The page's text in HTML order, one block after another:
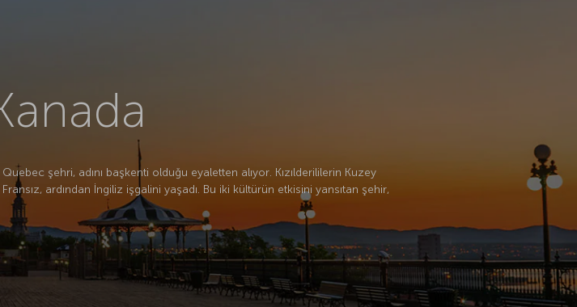
şehri, adını başkenti olduğu eyaletten alıyor. Kızılderililerin Kuzey
ardından İngiliz işgalini yaşadı. Bu iki kültürün etkisini yansıtan şehir,